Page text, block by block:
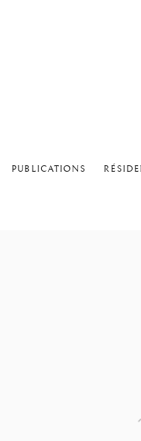
PUBLICATIONS